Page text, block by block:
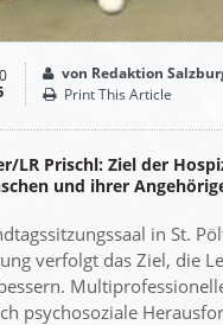
von Redaktion
Print This Article
LR Prischl: Ziel der
und ihrer
in St.
verfolgt das Ziel, die
psychosoziale